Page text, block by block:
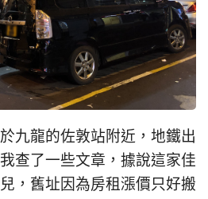
九龍的佐敦站附近，地鐵出
查了一些文章，據說這家佳
，舊址因為房租漲價只好搬